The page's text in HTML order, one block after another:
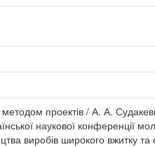
проектів / А. А.
наукової конференції
виробів широкого вжитку та